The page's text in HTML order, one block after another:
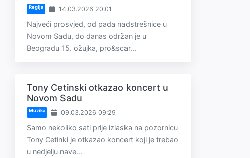
Regija 14.03.2026 20:01
Najveći prosvjed, od pada nadstrešnice u
Novom Sadu, do danas održan je u
Beogradu 15. ožujka, pro&scar...
Tony Cetinski otkazao koncert u
Novom Sadu
Muzika 09.03.2026 09:29
Samo nekoliko sati prije izlaska na pozornicu
Tony Cetinki je otkazao koncert koji je trebao
u nedjelju nave...